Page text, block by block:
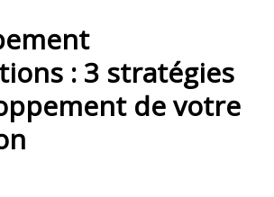
: 3 stratégies
de votre